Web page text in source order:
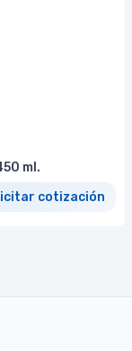
ml.
cotización